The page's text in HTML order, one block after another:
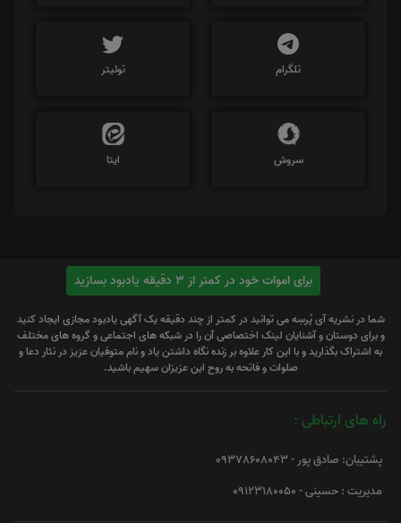
تلگرام توئیتر
سروش ایتا
برای اموات خود در کمتر از 3 دقیقه یادبود بسازید
شما در نشریه آی پُرسِه می توانید در کمتر از چند دقیقه یک آگهی یادبود مجازی ایجاد کنید
و برای دوستان و آشنایان لینک اختصاصی آن را در شبکه های اجتماعی و گروه های مختلف
به اشتراک بگذارید و با این کار علاوه بر زنده نگاه داشتن یاد و نام متوفیان عزیز در نثار دعا و
صلوات و فاتحه به روح این عزیزان سهیم باشید.
راه های ارتباطی :
پشتیبان: صادق پور - 09378608043
مدیریت : حسینی - 09123180050